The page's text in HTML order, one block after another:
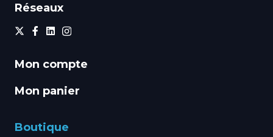
Réseaux
Mon compte
Mon panier
Boutique